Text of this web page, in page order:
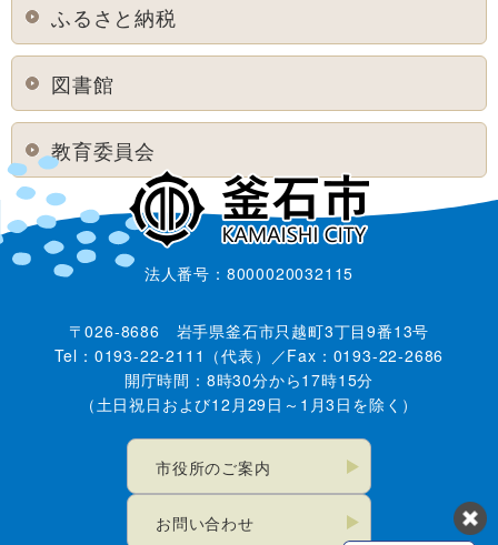
ふるさと納税
図書館
教育委員会
法人番号：8000020032115
〒026-8686 岩手県釜石市只越町3丁目9番13号
Tel：0193-22-2111（代表）／Fax：0193-22-2686
開庁時間：8時30分から17時15分
（土日祝日および12月29日～1月3日を除く）
市役所のご案内
お問い合わせ